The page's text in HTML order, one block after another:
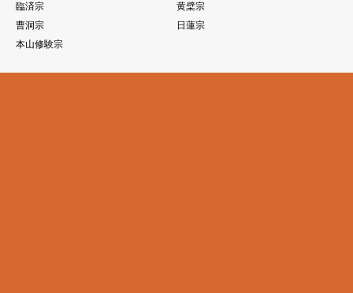
臨済宗
黄檗宗
曹洞宗
日蓮宗
本山修験宗